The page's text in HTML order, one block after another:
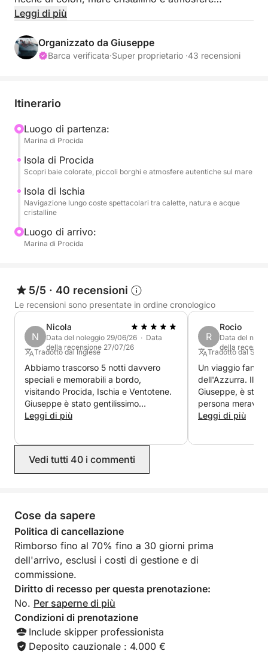
mediterranee ☀️
Con partenza da Marina di Procida alle 9:00, questa
esperienza ti permetterà di vivere una giornata
coste di Procida e Ischia potrai ammirare scorci
case colorate affacciate sul mare.
Durante la giornata avrai il tempo di rilassarti a
bordo, fare soste bagno nelle acque più belle della
zona e goderti il ritmo lento delle isole. L’esperienza
include anche un aperitivo a bordo, perfetto per
vivere momenti conviviali immersi nel panorama del
Golfo 🌊🥂
all’insegna del mare, del relax e della scoperta delle
isole campane da una prospettiva esclusiva.
Per eventuali personalizzazioni o richieste speciali è
possibile contattare direttamente il proprietario
tramite la chat.
Prenota ora la tua esperienza tra Procida e Ischia
con Click&Boat e vivi una giornata indimenticabile
nel cuore del Mediterraneo.
Leggi di più
Organizzato da Giuseppe
Barca verificata·Super proprietario ·43 recensioni
Itinerario
Luogo di partenza:
Marina di Procida
Isola di Procida
Scopri baie colorate, piccoli borghi e atmosfere autentiche sul mare
Isola di Ischia
Navigazione lungo coste spettacolari tra calette, natura e acque
cristalline
Luogo di arrivo:
Marina di Procida
5/5 · 40 recensioni
Le recensioni sono presentate in ordine cronologico
N
Nicola
Data del noleggio 29/06/26 · Data
della recensione 27/07/26
Tradotto dal Inglese
Abbiamo trascorso 5 notti davvero
speciali e memorabili a bordo,
visitando Procida, Ischia e Ventotene.
Giuseppe è stato gentilissimo
nell'aiutarci a prenotare e organizzare
tutto per farci trascorrere un soggiorno
indimenticabile. Speriamo di tornare
di nuovo con Giuseppe.
Leggi di più
R
Rocio
Data del
della
Tradotto dal
Un viaggio
dell'Azzurra. Il
Giuseppe, è
persona
era fantastico,
Leggi di più
Vedi tutti 40 i commenti
Cose da sapere
Politica di cancellazione
Rimborso fino al 70% fino a 30 giorni prima
dell'arrivo, esclusi i costi di gestione e di
commissione.
Diritto di recesso per questa prenotazione:
No. Per saperne di più
Condizioni di prenotazione
Include skipper professionista
Deposito cauzionale : 4.000 €